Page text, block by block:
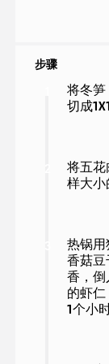
步骤
将冬笋
切成
将五花
样大小
热锅用
香菇豆
香，倒
的虾
1个小